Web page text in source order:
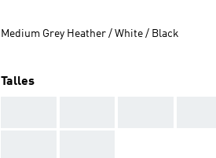
Medium Grey Heather / White / Black
Talles